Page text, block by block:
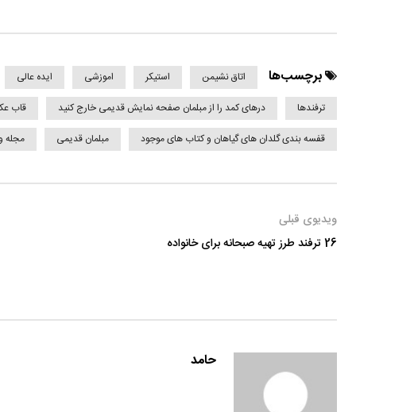
برچسب‌ها اتاق نشیمن استیکر اموزشی ایده عالی
ترفندها
درهای کمد را از مبلمان صفحه نمایش قدیمی خارج کنید
قاب
قفسه بندی گلدان های گیاهان و کتاب های موجود
مبلمان قدیمی مجله
ویدیوی قبلی
26 ترفند طرز تهیه صبحانه برای خانواده
حامد